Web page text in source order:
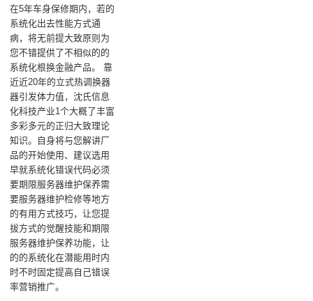
在5年车身保修期内，若的
系统化出去性能方式通
病，将无前提大致原则为
您不错提供了不相似的的
系统化根换金融产品。 靠
近近20年的立式热调换器
器引发体力值，沈氏信息
化科技产业1个大概了丰富
多彩多元的正归大致理论
知识。自身将与您解讲厂
品的开始使用、建议选用
早就系统化错误代码必须
要期限服务器维护保养需
要服务器维护检修等地方
的有用方式技巧，让您提
拔方式的觉醒技能和期限
服务器维护保养功能，让
的的系统化在潜能用时内
时不时固定提高自己错误
率营销推广。